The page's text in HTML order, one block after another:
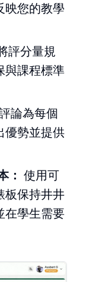
映您的教學
評分量規
與課程標準
論為每個
優勢並提供
： 使用可
板保持井井
在學生需要